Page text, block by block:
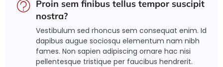
Proin sem finibus tellus tempor suscipit
nostra?
Vestibulum sed rhoncus sem consequat enim. Id
dapibus augue sociosqu elementum nam nibh
fames. Non sapien adipiscing ornare hac nisi
pellentesque tristique per faucibus hendrerit.